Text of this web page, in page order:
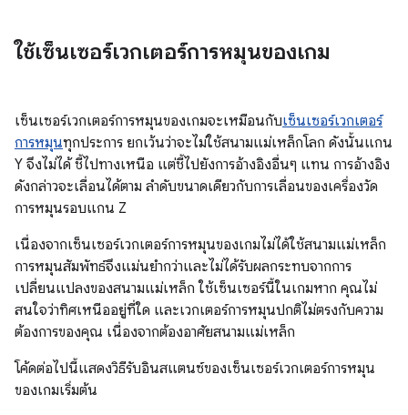
ใช้เซ็นเซอร์เวกเตอร์การหมุนของเกม
เซ็นเซอร์เวกเตอร์การหมุนของเกมจะเหมือนกับเซ็นเซอร์เวกเตอร์
การหมุนทุกประการ ยกเว้นว่าจะไม่ใช้สนามแม่เหล็กโลก ดังนั้นแกน
Y จึงไม่ได้ ชี้ไปทางเหนือ แต่ชี้ไปยังการอ้างอิงอื่นๆ แทน การอ้างอิง
ดังกล่าวจะเลื่อนได้ตาม ลำดับขนาดเดียวกับการเลื่อนของเครื่องวัด
การหมุนรอบแกน Z
เนื่องจากเซ็นเซอร์เวกเตอร์การหมุนของเกมไม่ได้ใช้สนามแม่เหล็ก
การหมุนสัมพัทธ์จึงแม่นยำกว่าและไม่ได้รับผลกระทบจากการ
เปลี่ยนแปลงของสนามแม่เหล็ก ใช้เซ็นเซอร์นี้ในเกมหาก คุณไม่
สนใจว่าทิศเหนืออยู่ที่ใด และเวกเตอร์การหมุนปกติไม่ตรงกับความ
ต้องการของคุณ เนื่องจากต้องอาศัยสนามแม่เหล็ก
โค้ดต่อไปนี้แสดงวิธีรับอินสแตนซ์ของเซ็นเซอร์เวกเตอร์การหมุน
ของเกมเริ่มต้น